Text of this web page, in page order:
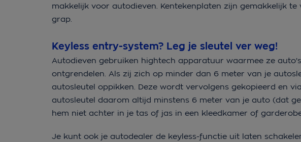
makkelijk voor autodieven. Kentekenplaten zijn gemakkelijk
grap.
Keyless entry-system? Leg je sleutel ver weg!
Autodieven gebruiken hightech apparatuur waarmee ze
ontgrendelen. Als zij zich op minder dan 6 meter van je
autosleutel oppikken. Deze wordt vervolgens gekopieerd en
autosleutel daarom altijd minstens 6 meter van je auto (dat
hem niet achter in je tas of jas in een kleedkamer of
Je kunt ook je autodealer de keyless-functie uit laten